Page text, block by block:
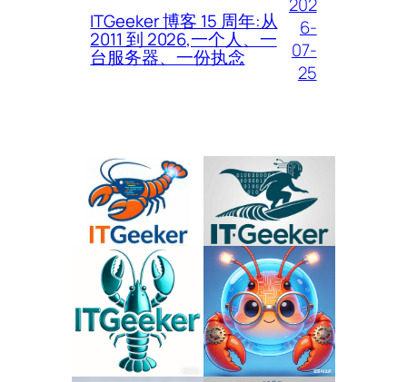
ITGeeker 博客 15 周年:从
2011 到 2026,一个人、一
台服务器、一份执念
202
6-
07-
25